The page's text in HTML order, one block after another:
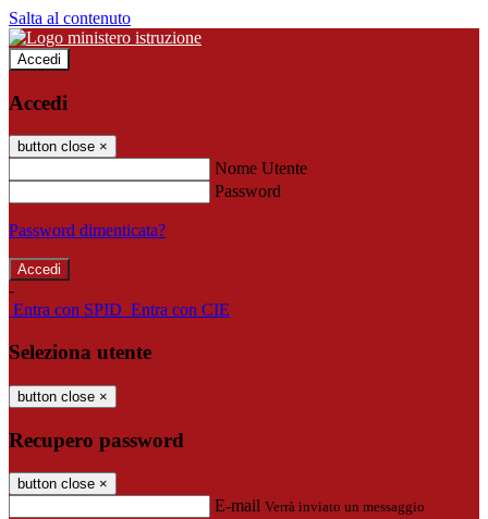
Salta al contenuto
Accedi
Accedi
button close ×
Nome Utente
Password
Password dimenticata?
-
Entra con SPID Entra con CIE
Seleziona utente
button close ×
Recupero password
button close ×
E-mail Verrà inviato un messaggio